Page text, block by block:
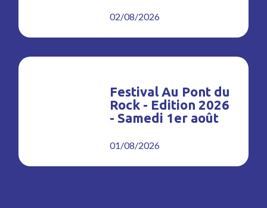
02/08/2026
Festival Au Pont du
Rock - Edition 2026
- Samedi 1er août
01/08/2026